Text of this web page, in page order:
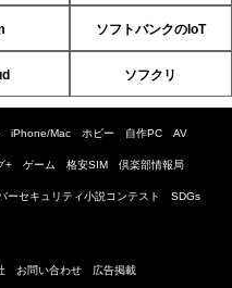
ソフトバンクのIoT
ソフクリ
iPhone/Mac ホビー 自作PC AV
+ ゲーム 格安SIM 倶楽部情報局
ーセキュリティ小説コンテスト SDGs
お問い合わせ 広告掲載